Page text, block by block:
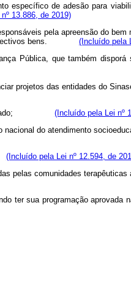
específico de adesão para
13.886, de 2019)
pela apreensão do
respectivos bens. (Incluído pela
Pública, que também
projetos das entidades do
(Incluído pela Lei nº
nacional do atendimento
(Incluído pela Lei nº 12.594, de
pelas comunidades terapêuticas
ter sua programação aprovada